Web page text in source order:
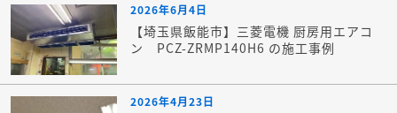
2026年6月4日
【埼玉県飯能市】三菱電機 厨房用エアコ
ン PCZ-ZRMP140H6 の施工事例
2026年4月23日